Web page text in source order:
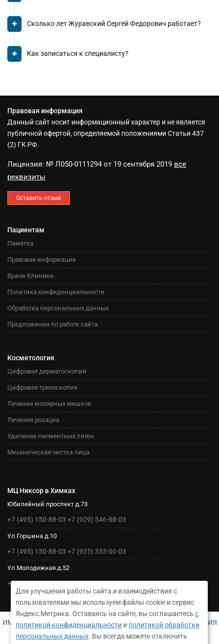
Сколько лет Журавский Сергей Федорович работает?
Как записаться к специалисту?
Для улучшения работы сайта и взаимодействия с
пользователями мы используем файлы cookie и сервис
Яндекс.Метрика. Оставаясь на сайте, вы соглашаетесьс
политикой конфиденциальности и политикой обработки
персональных данных. Вы всегда можете отключить
Правовая информация
Данный сайт носит информационный характер и не является
публичной офертой, определяемой положениями Статьи 437
(2) ГК РФ.
Лицензия: № Л050-0111294 от 19 сентября 2019 все
реквизиты
Оставить отзыв
Пациентам
Памятка
Правовая информация
Врачи Клиники
Политика конфиденциальности
Обработка персональных данных
Предложения по работе сайта
Косметология
Цифровая дерматоскопия
Цифровая трихоскопия
Лечение молярных мешков
Лечения розацеа
Удаление пигментных пятен
Механическая чистка лица
МЦ Никсор в Химках
Юбилейный проспект д.73
+7 (495) 150-88-03 +7 (929) 546-88-03
Ул.Горшина д.10
+7 (495) 150-88-03 +7 (925) 333-00-03
Ул.Молодежная д.52
+7 (495) 150-88-03+7 (925) 333-00-03
ИМЕЮТСЯ ПРОТИВОПОКАЗАНИЯ. НЕОБХОДИМА КОНСУЛЬТАЦИЯ
СПЕЦИАЛИСТА
ДЛЯ УТОЧНЕНИЯ ИНФОРМАЦИИ СВЯЖИТЕСЬ С АДМИНИСТРАТОРОМ НАШЕГО МЕДЦЕНТРА